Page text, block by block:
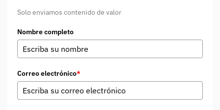
Solo enviamos contenido de valor
Nombre completo
Correo electrónico*